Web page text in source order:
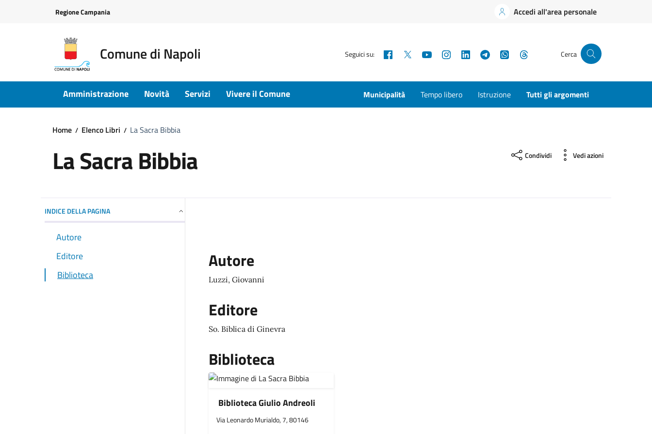
Regione Campania Accedi all'area personale
Comune di Napoli Seguici su: Facebook YouTubeInstagramLinkedInTelegramWhatsApp Cerca
Amministrazione Novità Servizi Vivere il Comune Municipalità Tempo libero Istruzione Tutti gli argomenti
Home Elenco Libri La Sacra Bibbia
La Sacra Bibbia Condividi Vedi azioni
INDICE DELLA PAGINA
Autore
Editore
Biblioteca
Autore
Luzzi, Giovanni
Editore
So. Biblica di Ginevra
Biblioteca
Biblioteca Giulio Andreoli
Via Leonardo Murialdo, 7, 80146